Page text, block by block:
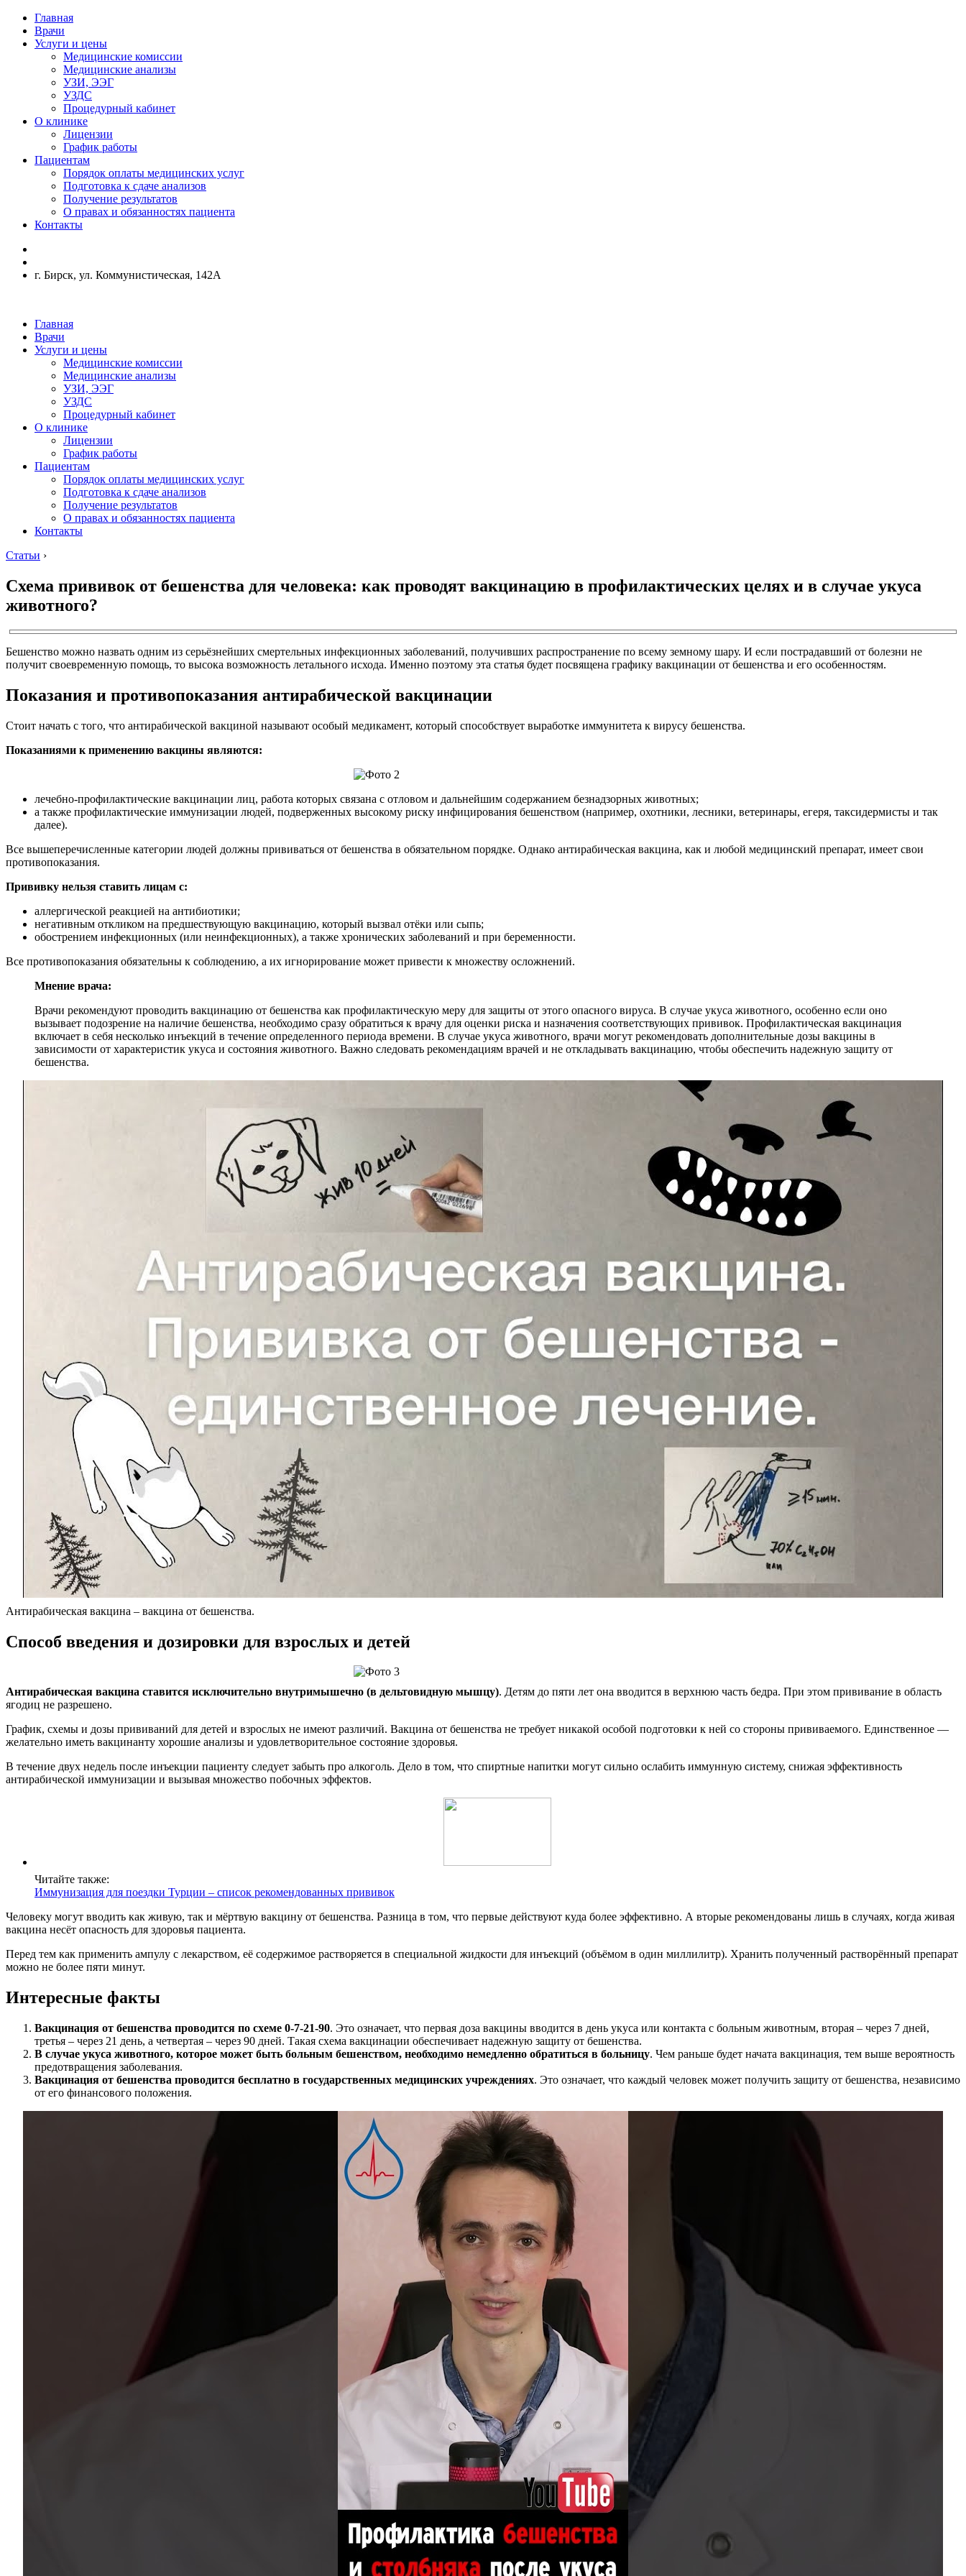
Главная
Врачи
Услуги и цены
Медицинские комиссии
Медицинские анализы
УЗИ, ЭЭГ
УЗДС
Процедурный кабинет
О клинике
Лицензии
График работы
Пациентам
Порядок оплаты медицинских услуг
Подготовка к сдаче анализов
Получение результатов
О правах и обязанностях пациента
Контакты
г. Бирск, ул. Коммунистическая, 142А
Главная
Врачи
Услуги и цены
Медицинские комиссии
Медицинские анализы
УЗИ, ЭЭГ
УЗДС
Процедурный кабинет
О клинике
Лицензии
График работы
Пациентам
Порядок оплаты медицинских услуг
Подготовка к сдаче анализов
Получение результатов
О правах и обязанностях пациента
Контакты
Статьи ›
Схема прививок от бешенства для человека: как проводят вакцинацию в профилактических целях и в случае укуса
животного?
Бешенство можно назвать одним из серьёзнейших смертельных инфекционных заболеваний, получивших распространение по всему земному шару. И если пострадавший от болезни не
получит своевременную помощь, то высока возможность летального исхода. Именно поэтому эта статья будет посвящена графику вакцинации от бешенства и его особенностям.
Показания и противопоказания антирабической вакцинации
Стоит начать с того, что антирабической вакциной называют особый медикамент, который способствует выработке иммунитета к вирусу бешенства.
Показаниями к применению вакцины являются:
лечебно-профилактические вакцинации лиц, работа которых связана с отловом и дальнейшим содержанием безнадзорных животных;
а также профилактические иммунизации людей, подверженных высокому риску инфицирования бешенством (например, охотники, лесники, ветеринары, егеря, таксидермисты и так
далее).
Все вышеперечисленные категории людей должны прививаться от бешенства в обязательном порядке. Однако антирабическая вакцина, как и любой медицинский препарат, имеет свои
противопоказания.
Прививку нельзя ставить лицам с:
аллергической реакцией на антибиотики;
негативным откликом на предшествующую вакцинацию, который вызвал отёки или сыпь;
обострением инфекционных (или неинфекционных), а также хронических заболеваний и при беременности.
Все противопоказания обязательны к соблюдению, а их игнорирование может привести к множеству осложнений.
Мнение врача:
Врачи рекомендуют проводить вакцинацию от бешенства как профилактическую меру для защиты от этого опасного вируса. В случае укуса животного, особенно если оно
вызывает подозрение на наличие бешенства, необходимо сразу обратиться к врачу для оценки риска и назначения соответствующих прививок. Профилактическая вакцинация
включает в себя несколько инъекций в течение определенного периода времени. В случае укуса животного, врачи могут рекомендовать дополнительные дозы вакцины в
зависимости от характеристик укуса и состояния животного. Важно следовать рекомендациям врачей и не откладывать вакцинацию, чтобы обеспечить надежную защиту от
бешенства.
Антирабическая вакцина – вакцина от бешенства.
Способ введения и дозировки для взрослых и детей
Антирабическая вакцина ставится исключительно внутримышечно (в дельтовидную мышцу). Детям до пяти лет она вводится в верхнюю часть бедра. При этом прививание в область
ягодиц не разрешено.
График, схемы и дозы прививаний для детей и взрослых не имеют различий. Вакцина от бешенства не требует никакой особой подготовки к ней со стороны прививаемого. Единственное —
желательно иметь вакцинанту хорошие анализы и удовлетворительное состояние здоровья.
В течение двух недель после инъекции пациенту следует забыть про алкоголь. Дело в том, что спиртные напитки могут сильно ослабить иммунную систему, снижая эффективность
антирабической иммунизации и вызывая множество побочных эффектов.
Читайте также:
Иммунизация для поездки Турции – список рекомендованных прививок
Человеку могут вводить как живую, так и мёртвую вакцину от бешенства. Разница в том, что первые действуют куда более эффективно. А вторые рекомендованы лишь в случаях, когда живая
вакцина несёт опасность для здоровья пациента.
Перед тем как применить ампулу с лекарством, её содержимое растворяется в специальной жидкости для инъекций (объёмом в один миллилитр). Хранить полученный растворённый препарат
можно не более пяти минут.
Интересные факты
Вакцинация от бешенства проводится по схеме 0-7-21-90. Это означает, что первая доза вакцины вводится в день укуса или контакта с больным животным, вторая – через 7 дней,
третья – через 21 день, а четвертая – через 90 дней. Такая схема вакцинации обеспечивает надежную защиту от бешенства.
В случае укуса животного, которое может быть больным бешенством, необходимо немедленно обратиться в больницу. Чем раньше будет начата вакцинация, тем выше вероятность
предотвращения заболевания.
Вакцинация от бешенства проводится бесплатно в государственных медицинских учреждениях. Это означает, что каждый человек может получить защиту от бешенства, независимо
от его финансового положения.